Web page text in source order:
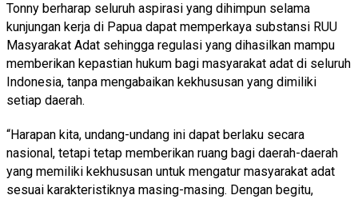
Tonny berharap seluruh aspirasi yang dihimpun selama
kunjungan kerja di Papua dapat memperkaya substansi RUU
Masyarakat Adat sehingga regulasi yang dihasilkan mampu
memberikan kepastian hukum bagi masyarakat adat di seluruh
Indonesia, tanpa mengabaikan kekhususan yang dimiliki
setiap daerah.
“Harapan kita, undang-undang ini dapat berlaku secara
nasional, tetapi tetap memberikan ruang bagi daerah-daerah
yang memiliki kekhususan untuk mengatur masyarakat adat
sesuai karakteristiknya masing-masing. Dengan begitu,